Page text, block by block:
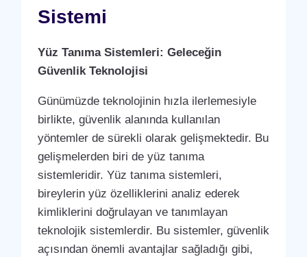
Sistemi
Yüz Tanıma Sistemleri: Geleceğin
Güvenlik Teknolojisi
Günümüzde teknolojinin hızla ilerlemesiyle
birlikte, güvenlik alanında kullanılan
yöntemler de sürekli olarak gelişmektedir. Bu
gelişmelerden biri de yüz tanıma
sistemleridir. Yüz tanıma sistemleri,
bireylerin yüz özelliklerini analiz ederek
kimliklerini doğrulayan ve tanımlayan
teknolojik sistemlerdir. Bu sistemler, güvenlik
açısından önemli avantajlar sağladığı gibi,